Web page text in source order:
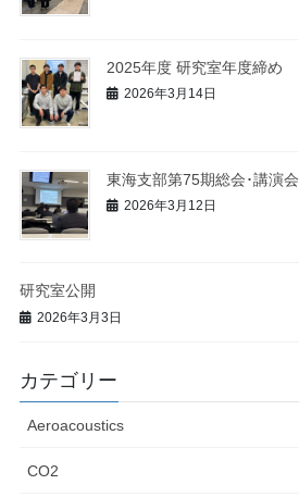
2025年度 研究室年度締め
2026年3月14日
東海支部第75期総会･講演会
2026年3月12日
研究室公開
2026年3月3日
カテゴリー
Aeroacoustics
CO2